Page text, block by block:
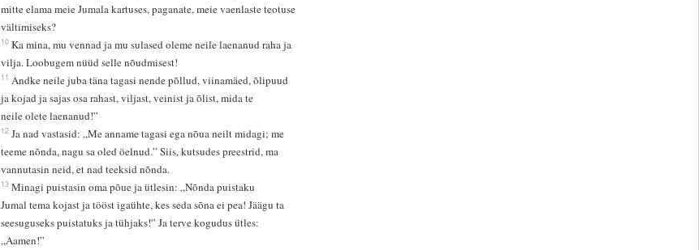
mitte elama meie Jumala kartuses, paganate, meie vaenlaste teotuse
vältimiseks?
10 Ka mina, mu vennad ja mu sulased oleme neile laenanud raha ja
vilja. Loobugem nüüd selle nõudmisest!
11 Andke neile juba täna tagasi nende põllud, viinamäed, õlipuud
ja kojad ja sajas osa rahast, viljast, veinist ja õlist, mida te
neile olete laenanud!”
12 Ja nad vastasid: „Me anname tagasi ega nõua neilt midagi; me
teeme nõnda, nagu sa oled öelnud.” Siis, kutsudes preestrid, ma
vannutasin neid, et nad teeksid nõnda.
13 Minagi puistasin oma põue ja ütlesin: „Nõnda puistaku
Jumal tema kojast ja tööst igaühte, kes seda sõna ei pea! Jäägu ta
seesuguseks puistatuks ja tühjaks!” Ja terve kogudus ütles:
„Aamen!”